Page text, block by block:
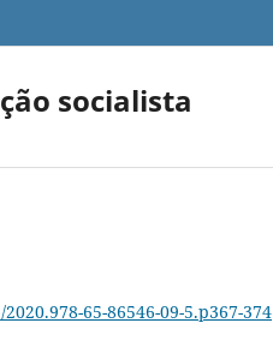
socialista
65-86546-09-5.p367-374